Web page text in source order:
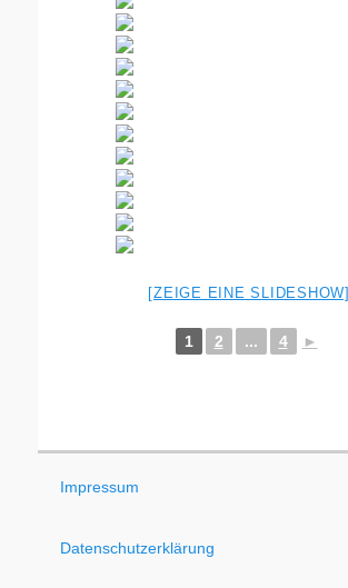
[ZEIGE EINE SLIDESHOW]
1 2 ... 4 ►
Impressum
Datenschutzerklärung